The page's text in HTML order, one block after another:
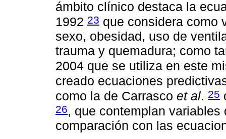
ámbito clínico destaca la
1992 23 que considera como
sexo, obesidad, uso de
trauma y quemadura; como
2004 que se utiliza en este
creado ecuaciones
como la de Carrasco et al. 25
26, que contemplan
comparación con las